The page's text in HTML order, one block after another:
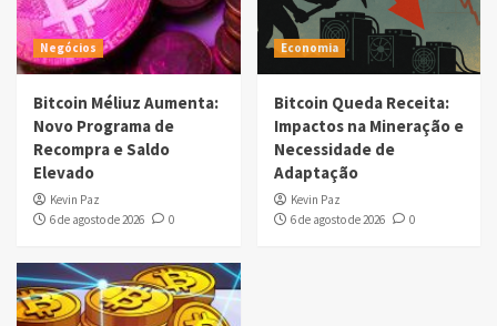
Negócios
Bitcoin Méliuz Aumenta:
Novo Programa de
Recompra e Saldo
Elevado
Kevin Paz
6 de agosto de 2026
0
Economia
Bitcoin Queda Receita:
Impactos na Mineração e
Necessidade de
Adaptação
Kevin Paz
6 de agosto de 2026
0